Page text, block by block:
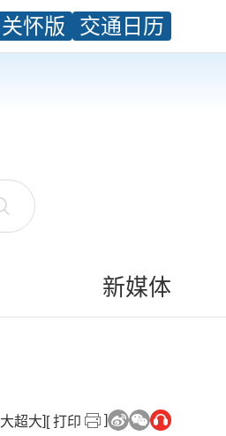
关怀版 交通日历
新媒体
大超大] [ 打印 ]